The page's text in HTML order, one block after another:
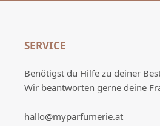
SERVICE
Benötigst du Hilfe zu deiner
Wir beantworten gerne deine
hallo@myparfumerie.at